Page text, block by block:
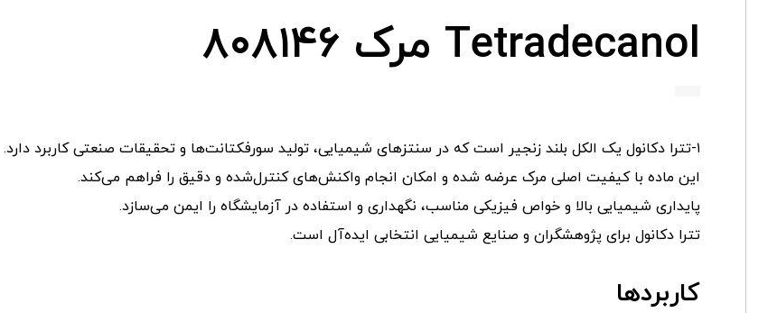
Tetradecanol مرک ۸۰۸۱۴۶
۱-تترا دکانول یک الکل بلند زنجیر است که در سنتزهای شیمیایی، تولید سورفکتانت‌ها و تحقیقات صنعتی کاربرد دارد.
این ماده با کیفیت اصلی مرک عرضه شده و امکان انجام واکنش‌های کنترل‌شده و دقیق را فراهم می‌کند.
پایداری شیمیایی بالا و خواص فیزیکی مناسب، نگهداری و استفاده در آزمایشگاه را ایمن می‌سازد.
تترا دکانول برای پژوهشگران و صنایع شیمیایی انتخابی ایده‌آل است.
کاربردها